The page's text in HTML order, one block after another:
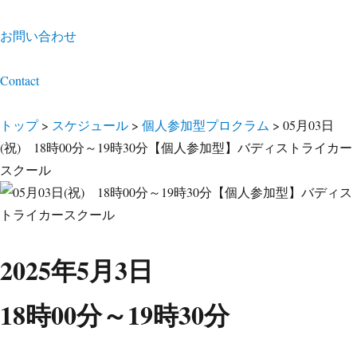
お問い合わせ
Contact
トップ> スケジュール > 個人参加型プロクラム > 05月03日
(祝) 18時00分～19時30分【個人参加型】バディストライカー
スクール
2025年5月3日
18時00分～19時30分